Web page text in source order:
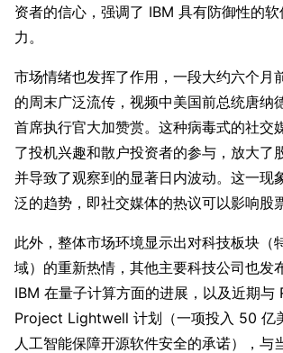
资者的信心，强调了 IBM 具有防御性的
力。
市场情绪也发挥了作用，一段大约六个月
的周末广泛流传，视频中美国前总统唐纳
首席执行官大加赞赏。这种病毒式的社交
了投机兴趣和散户投资者的参与，放大了
并导致了观察到的显著日内波动。这一现
泛的趋势，即社交媒体的热议可以影响股
此外，整体市场环境显示出对科技板块（
域）的重新热情，其他主要科技公司也发
IBM 在量子计算方面的进展，以及近期与
Project Lightwell 计划（一项投入 50 亿
人工智能保障开源软件安全的承诺），与